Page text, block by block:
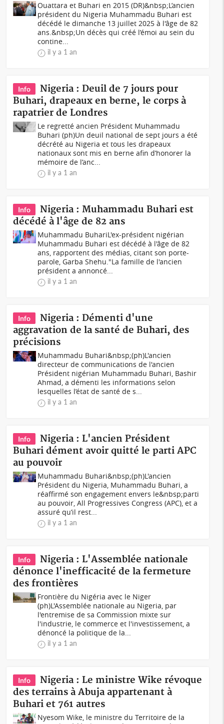
Ouattara et Buhari en 2015 (DR)&nbsp;L’ancien
président du Nigeria Muhammadu Buhari est
décédé le dimanche 13 juillet 2025 à l'âge de 82
ans.&nbsp;Un décès qui créé l’émoi au sein du
contine...
il y a 1 an
Info
Nigeria : Deuil de 7 jours pour
Buhari, drapeaux en berne, le corps à
rapatrier de Londres
Le regretté ancien Président Muhammadu
Buhari (ph)Un deuil national de sept jours a été
décrété au Nigeria et tous les drapeaux
nationaux sont mis en berne afin d’honorer la
mémoire de l’anc...
il y a 1 an
Info
Nigeria : Muhammadu Buhari est
décédé à l'âge de 82 ans
Muhammadu BuhariL'ex-président nigérian
Muhammadu Buhari est décédé à l'âge de 82
ans, rapportent des médias, citant son porte-
parole, Garba Shehu."La famille de l'ancien
président a annoncé...
il y a 1 an
Info
Nigeria : Démenti d'une
aggravation de la santé de Buhari, des
précisions
Muhammadu Buhari&nbsp;(ph)L'ancien
directeur de communications de l'ancien
Président nigérian Muhammadu Buhari, Bashir
Ahmad, a démenti les informations selon
lesquelles l’état de santé de s...
il y a 1 an
Info
Nigeria : L'ancien Président
Buhari dément avoir quitté le parti APC
au pouvoir
Muhammadu Buhari&nbsp;(ph)L'ancien
Président du Nigeria, Muhammadu Buhari, a
réaffirmé son engagement envers le&nbsp;parti
au pouvoir, All Progressives Congress (APC), et a
assuré qu’il rest...
il y a 1 an
Info
Nigeria : L'Assemblée nationale
dénonce l'inefficacité de la fermeture
des frontières
Frontière du Nigéria avec le Niger
(ph)L'Assemblée nationale au Nigeria, par
l'entremise de sa Commission mixte sur
l'industrie, le commerce et l'investissement, a
dénoncé la politique de la...
il y a 1 an
Info
Nigeria : Le ministre Wike révoque
des terrains à Abuja appartenant à
Buhari et 761 autres
Nyesom Wike, le ministre du Territoire de la